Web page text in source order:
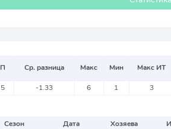
П Ср. разница Макс Мин Макс ИТ
5 -1.33 6 1 3
Сезон Дата Хозяева